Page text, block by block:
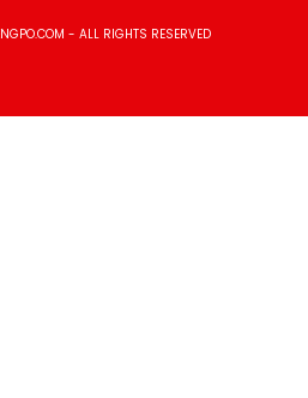
- ALL RIGHTS RESERVED